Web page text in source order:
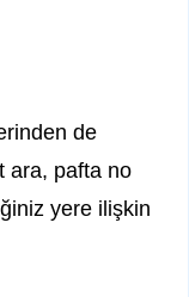
de
ara, pafta no
yere ilişkin